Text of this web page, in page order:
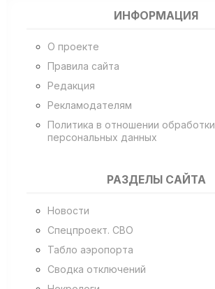
ИНФОРМАЦИЯ
О проекте
Правила сайта
Редакция
Рекламодателям
Политика в отношении обработки
персональных данных
РАЗДЕЛЫ САЙТА
Новости
Спецпроект. СВО
Табло аэропорта
Сводка отключений